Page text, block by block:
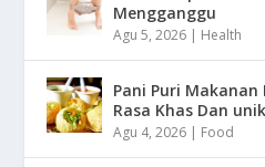
Mengganggu
Agu 5, 2026 | Health
Pani Puri Makanan
Rasa Khas Dan unik
Agu 4, 2026 | Food